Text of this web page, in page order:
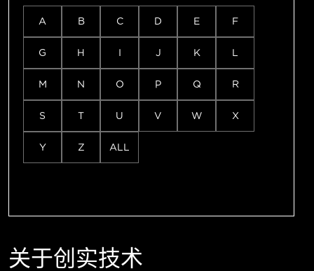
A B C D E F
G H I J K L
M N O P Q R
S T U V W X
Y Z ALL
关于创实技术